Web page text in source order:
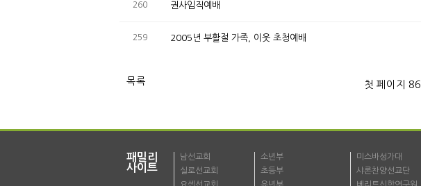
260 권사임직예배
259 2005년 부활절 가족, 이웃 초청예배
목록 첫 페이지 86
패밀리
사이트
남선교회
실로선교회
소년부
초등부
미스바성가대
샤론찬양선교단